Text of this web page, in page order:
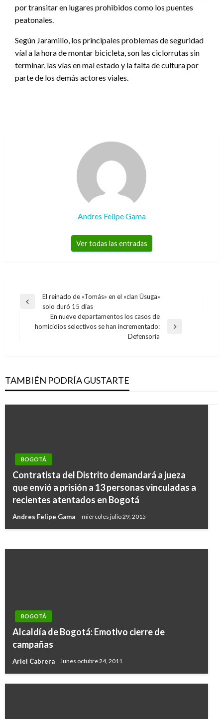
por transitar en lugares prohibidos como los puentes
peatonales.
Según Jaramillo, los principales problemas de seguridad
víal a la hora de montar bicicleta, son las ciclorrutas sin
terminar, las vías en mal estado y la falta de cultura por
parte de los demás actores viales.
Andres Felipe Gama
Ver todas las entradas
Navegación
entradas
Entrada
El reinado de «Tomás» en el «clan Úsuga»
solo duró 15 días
Entrada
En nueve departamentos los casos de
homicidios selectivos se han incrementado:
Defensoría
TAMBIÉN PODRÍA GUSTARTE
BOGOTÁ
Contratista del Distrito demandará a jueza
que envió a prisión a 13 personas vinculadas a
recientes atentados en Bogotá
Andres Felipe Gama miércoles julio 29, 2015
No habrá cambios en el pico y placa en Bogotá
BOGOTÁ
Alcaldía de Bogotá: Emotivo cierre de
campañas
Ariel Cabrera lunes octubre 24, 2011